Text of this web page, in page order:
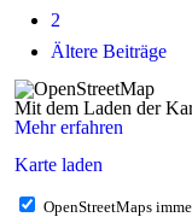
2
Ältere Beiträge
Mit dem Laden der
Mehr erfahren
Karte laden
OpenStreetMaps